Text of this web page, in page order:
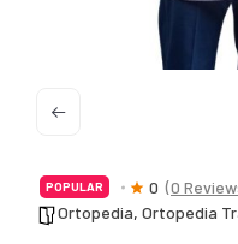
POPULAR 0 (0
Ortopedia, Ortopedia